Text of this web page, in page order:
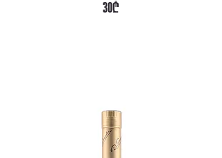
30₾